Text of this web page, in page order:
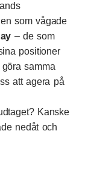
som vågade
– de som
positioner
samma
att agera på
Kanske
nedåt och